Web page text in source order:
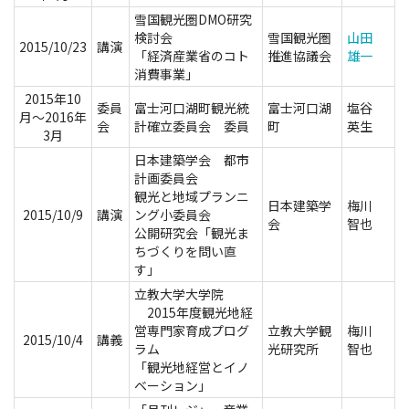
2015/10/23 講演
雪国観光圏DMO研究
検討会
「経済産業省のコト
消費事業」
雪国観光圏
推進協議会
山田
雄一
2015年10
月～2016年
3月
委員
会
富士河口湖町観光統
計確立委員会 委員
富士河口湖
町
塩谷
英生
2015/10/9 講演
日本建築学会 都市
計画委員会
観光と地域プランニ
ング小委員会
公開研究会「観光ま
ちづくりを問い直
す」
日本建築学
会
梅川
智也
2015/10/4 講義
立教大学大学院
2015年度観光地経
営専門家育成プログ
ラム
「観光地経営とイノ
ベーション」
立教大学観
光研究所
梅川
智也